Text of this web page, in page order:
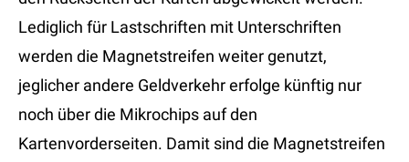
Lediglich für Lastschriften mit Unterschriften
werden die Magnetstreifen weiter genutzt,
jeglicher andere Geldverkehr erfolge künftig nur
noch über die Mikrochips auf den
Kartenvorderseiten. Damit sind die Magnetstreifen